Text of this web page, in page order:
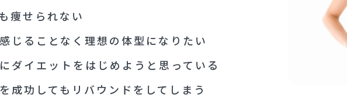
痩せられない
じることなく理想の体型になりたい
ダイエットをはじめようと思っている
成功してもリバウンドをしてしまう